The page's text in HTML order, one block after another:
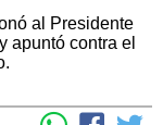
al Presidente
apuntó contra el